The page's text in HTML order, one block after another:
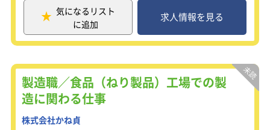
う！
＜キャリアパス＞
一般⇒主任⇒係長⇒本係長⇒課長補
佐……と、明確なキャリアステップを
ご用意しています。
半年ごとに査定があり、昇進・昇格を
判断。最短2年半でトップに就いた先
輩もいます！
当社では多くの社員が中途入社から成
果を上げており、学歴や性別、年齢に
とらわれず努力と成長が正当に評価さ
れる風土が根付いています。
から7年目で昇進した実績を持ちま
す。さらに、30代の部長や女性役員を
はじめ若手社員たちが情熱を持って活
躍しています。
気になるリスト
に追加
求人情報を見る
製造職／食品（ねり製品）工場での製
造に関わる仕事
株式会社かね貞